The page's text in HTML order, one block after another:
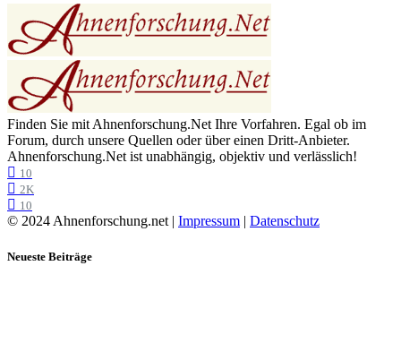
Finden Sie mit Ahnenforschung.Net Ihre Vorfahren. Egal ob im
Forum, durch unsere Quellen oder über einen Dritt-Anbieter.
Ahnenforschung.Net ist unabhängig, objektiv und verlässlich!
10
2K
10
© 2024 Ahnenforschung.net | Impressum | Datenschutz
Neueste Beiträge